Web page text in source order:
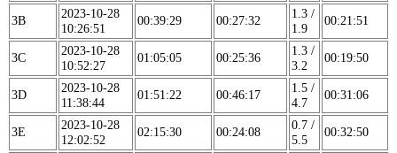
3B
2023-10-28
10:26:51
00:39:29 00:27:32
1.3 /
1.9
00:21:51
3C
2023-10-28
10:52:27
01:05:05 00:25:36
1.3 /
3.2
00:19:50
3D
2023-10-28
11:38:44
01:51:22 00:46:17
1.5 /
4.7
00:31:06
3E
2023-10-28
12:02:52
02:15:30 00:24:08
0.7 /
5.5
00:32:50